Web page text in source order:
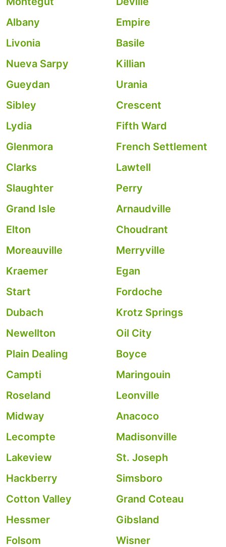
Albany
Empire
Livonia
Basile
Nueva Sarpy
Killian
Gueydan
Urania
Sibley
Crescent
Lydia
Fifth Ward
Glenmora
French Settlement
Clarks
Lawtell
Slaughter
Perry
Grand Isle
Arnaudville
Elton
Choudrant
Moreauville
Merryville
Kraemer
Egan
Start
Fordoche
Dubach
Krotz Springs
Newellton
Oil City
Plain Dealing
Boyce
Campti
Maringouin
Roseland
Leonville
Midway
Anacoco
Lecompte
Madisonville
Lakeview
St. Joseph
Hackberry
Simsboro
Cotton Valley
Grand Coteau
Hessmer
Gibsland
Folsom
Wisner